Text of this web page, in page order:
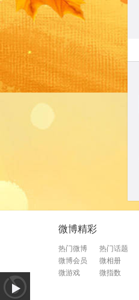
微博精彩
热门微博
热门话题
微博会员
微相册
微游戏
微指数